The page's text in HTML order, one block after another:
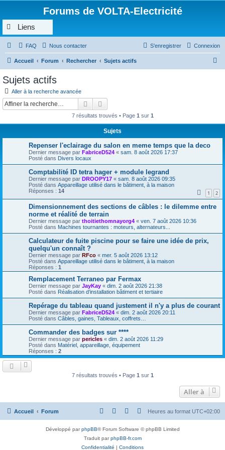
Forums de VOLTA-Electricité
Liens
FAQ Nous contacter Connexion
S’enregistrer
Accueil Forum Rechercher Sujets actifs
Sujets actifs
Aller à la recherche avancée
Rechercher
7 résultats trouvés • Page 1 sur 1
Sujets
Repenser l'eclairage du salon en meme temps que la deco
Dernier message par FabriceD524 « sam. 8 août 2026 17:37
Posté dans Divers locaux
Comptabilité ID tetra hager + module legrand
Dernier message par DROOPY17 « sam. 8 août 2026 09:35
Posté dans Appareillage utilisé dans le bâtiment, à la maison
Réponses : 14 1 2
Dimensionnement des sections de câbles : le dilemme entre
norme et réalité de terrain
Dernier message par thoitiethomnayorg4 « ven. 7 août 2026 10:36
Posté dans Machines tournantes : moteurs, alternateurs...
Calculateur de fuite piscine pour se faire une idée de prix,
quelqu'un connaît ?
Dernier message par RFco « mer. 5 août 2026 13:12
Posté dans Appareillage utilisé dans le bâtiment, à la maison
Réponses : 1
Remplacement Terraneo par Fermax
Dernier message par JayKay « dim. 2 août 2026 21:38
Posté dans Réalisation d’installation bâtiment et tertiaire
Repérage du tableau quand justement il n'y a plus de courant
Dernier message par FabriceD524 « dim. 2 août 2026 20:11
Posté dans Câbles, gaines, Tableaux, coffrets…
Commander des badges sur ****
Dernier message par pericles « dim. 2 août 2026 11:29
Posté dans Matériel, appareillage, équipement
Réponses : 2
7 résultats trouvés • Page 1 sur 1
Aller à
Accueil Forum Heures au format UTC+02:00
Développé parphpBB® Forum Software © phpBB Limited
Traduit parphpBB-fr.com
Confidentialité | Conditions